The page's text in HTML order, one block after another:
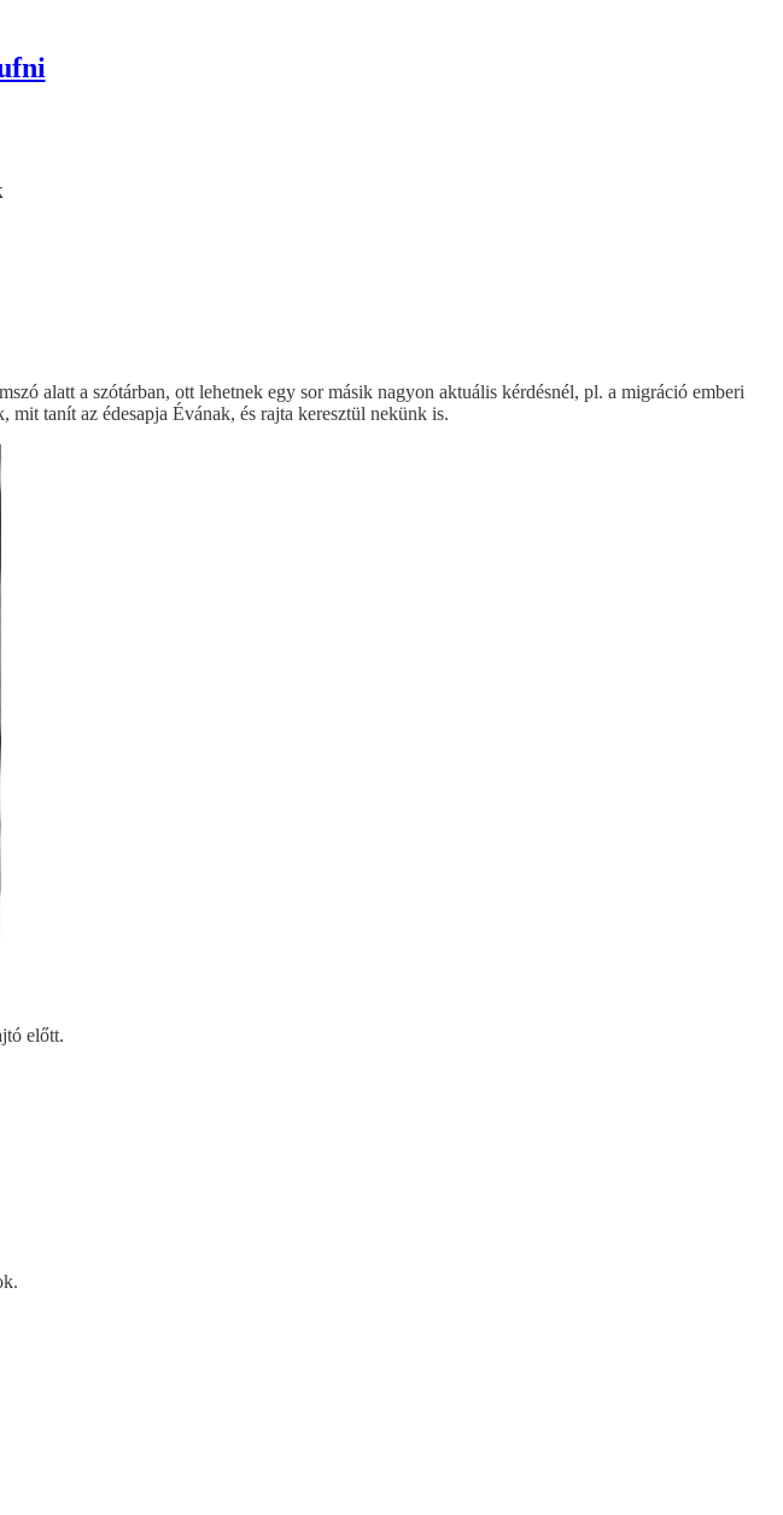
alatt a szótárban, ott lehetnek egy sor másik nagyon aktuális kérdésnél, pl. a migráció emberi
tanít az édesapja Évának, és rajta keresztül nekünk is.
előtt.